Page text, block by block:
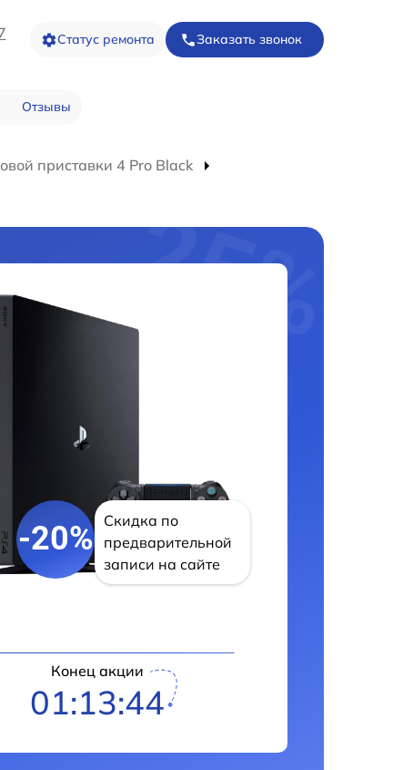
Статус ремонта Заказать звонок
Отзывы
приставки 4 Pro Black
-20%
Скидка по
предварительной
записи на сайте
Конец акции
01:13:42